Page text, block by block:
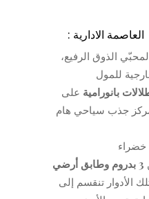
العاصمة الادارية :
الذوق الرفيع،
للمول
بانورامية على
جذب سياحي هام
3 بدروم وطابق أرضي
الأدوار تنقسم إلى